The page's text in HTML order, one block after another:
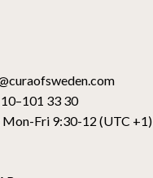
33 30
Mon-Fri 9:30-12 (UTC +1)